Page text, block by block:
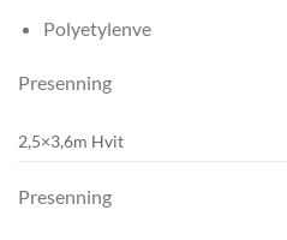
Polyetylenve
Presenning
2,5×3,6m Hvit
Presenning